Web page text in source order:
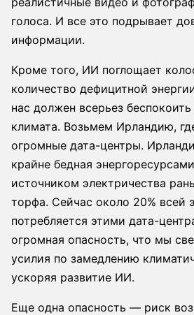
голоса. И все это подрывает
информации.
Кроме того, ИИ поглощает
количество дефицитной
нас должен всерьез
климата. Возьмем Ирландию,
огромные дата-центры.
крайне бедная
источником электричества
торфа. Сейчас около 20% всей
потребляется этими дата-
огромная опасность, что мы
усилия по замедлению
ускоряя развитие ИИ.
Еще одна опасность — риск